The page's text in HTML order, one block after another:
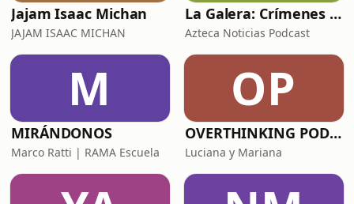
Jajam Isaac Michan
JAJAM ISAAC MICHAN
La Galera: Crímenes reales
Azteca Noticias Podcast
M
MIRÁNDONOS
Marco Ratti | RAMA Escuela
OP
OVERTHINKING PODCAST
Luciana y Mariana